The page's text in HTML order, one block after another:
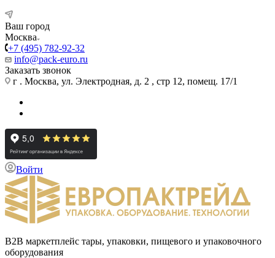
Ваш город
Москва
+7 (495) 782-92-32
info@pack-euro.ru
Заказать звонок
г . Москва, ул. Электродная, д. 2 , стр 12, помещ. 17/1
Войти
B2B маркетплейс тары, упаковки, пищевого и упаковочного
оборудования